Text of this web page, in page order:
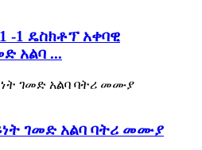
1 -1 ዴስክቶፕ አቀባዊ
አልባ ...
ገመድ አልባ ባትሪ መሙያ